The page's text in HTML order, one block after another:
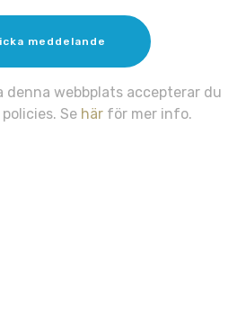
meddelande
denna webbplats accepterar du
Se här för mer info.